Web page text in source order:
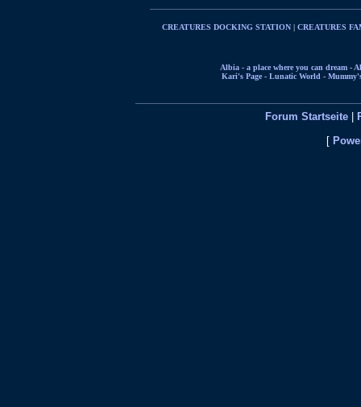
CREATURES DOCKING STATION | CREATURES
Albia - a place where you can dream-
Kari's Page - Lunatic World -
Forum Startseite
[